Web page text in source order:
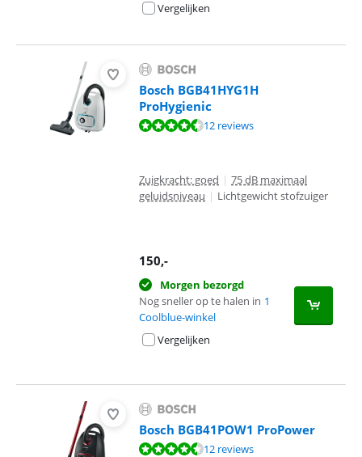
Vergelijken
Bosch BGB41HYG1H
ProHygienic
Beoordeling is 9,1 van de 10, gebaseerd op 12 reviews.
12 reviews
Zuigkracht: goed | 75 dB maximaal
geluidsniveau | Lichtgewicht stofzuiger
150,-
Morgen bezorgd
Nog sneller op te halen in 1
Coolblue-winkel
Vergelijken
Bosch BGB41POW1 ProPower
Beoordeling is 9,1 van de 10, gebaseerd op 12 reviews.
12 reviews